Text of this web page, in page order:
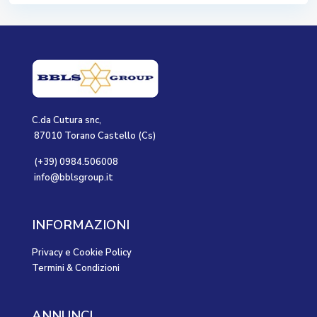
C.da Cutura snc,
87010 Torano Castello (Cs)
(+39) 0984.506008
info@bblsgroup.it
INFORMAZIONI
Privacy e Cookie Policy
Termini & Condizioni